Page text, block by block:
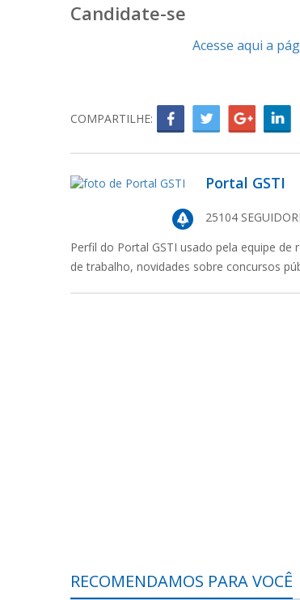
Candidate-se
Acesse aqui a
COMPARTILHE:
Portal GSTI
25104
Perfil do Portal GSTI usado pela equipe
de trabalho, novidades sobre concursos
RECOMENDAMOS PARA VOCÊ